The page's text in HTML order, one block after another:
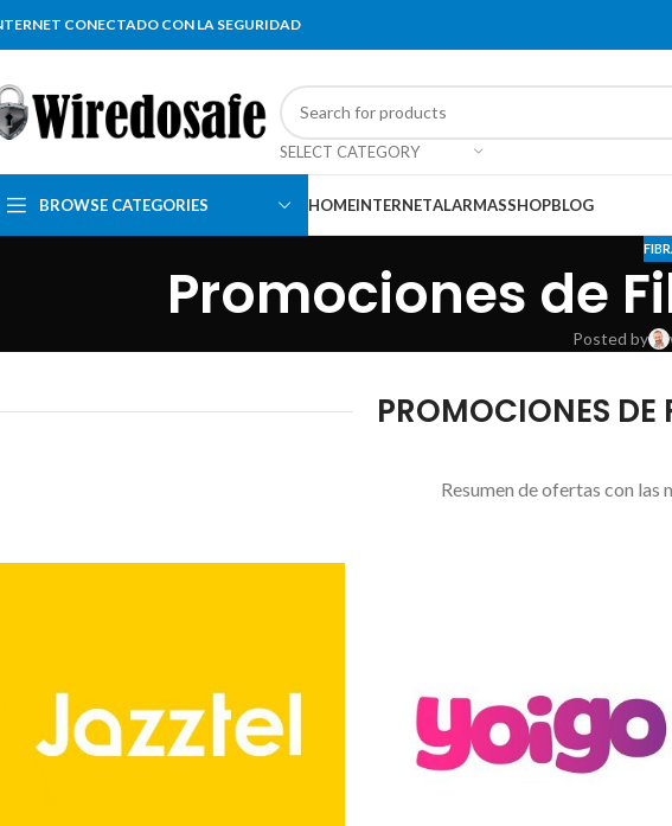
CONECTADO CON LA SEGURIDAD
SELECT CATEGORY
BROWSE CATEGORIES HOMEINTERNETALARMASSHOPBLOG
Promociones de
Posted by
PROMOCIONES
Resumen de ofertas con